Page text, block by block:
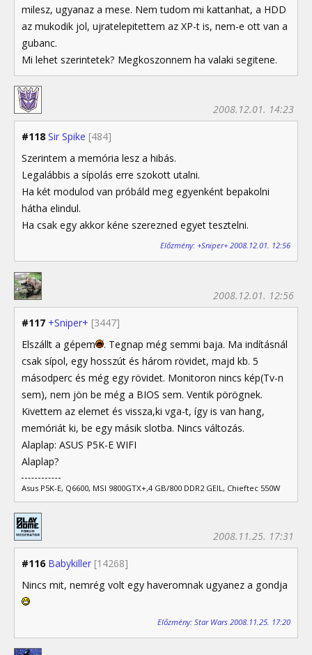
milesz, ugyanaz a mese. Nem tudom mi kattanhat, a HDD
az mukodik jol, ujratelepitettem az XP-t is, nem-e ott van a
gubanc.
Mi lehet szerintetek? Megkoszonnem ha valaki segitene.
#118 Sir Spike [484]
2008.12.01. 14:23
Szerintem a memória lesz a hibás.
Legalábbis a sípolás erre szokott utalni.
Ha két modulod van próbáld meg egyenként bepakolni
hátha elindul.
Ha csak egy akkor kéne szerezned egyet tesztelni.
Előzmény: +Sniper+ 2008.12.01. 12:56
#117 +Sniper+ [3447]
2008.12.01. 12:56
Elszállt a gépem
. Tegnap még semmi baja. Ma indításnál
csak sípol, egy hosszút és három rövidet, majd kb. 5
másodperc és még egy rövidet. Monitoron nincs kép(Tv-n
sem), nem jön be még a BIOS sem. Ventik pörögnek.
Kivettem az elemet és vissza,ki vga-t, így is van hang,
memóriát ki, be egy másik slotba. Nincs változás.
Alaplap: ASUS P5K-E WIFI
Alaplap?
Asus P5K-E, Q6600, MSI 9800GTX+,4 GB/800 DDR2 GEIL, Chieftec 550W
#116 Babykiller [14268]
2008.11.25. 17:31
Nincs mit, nemrég volt egy haveromnak ugyanez a gondja
Előzmény: Star Wars 2008.11.25. 17:20